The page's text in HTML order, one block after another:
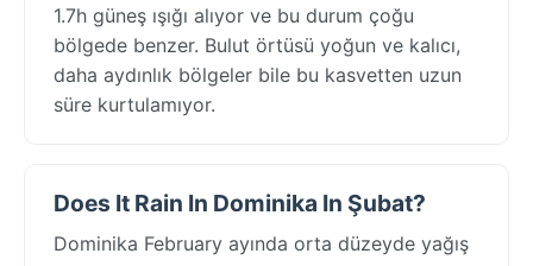
1.7h güneş ışığı alıyor ve bu durum çoğu
bölgede benzer. Bulut örtüsü yoğun ve kalıcı,
daha aydınlık bölgeler bile bu kasvetten uzun
süre kurtulamıyor.
Does It Rain In Dominika In Şubat?
Dominika February ayında orta düzeyde yağış